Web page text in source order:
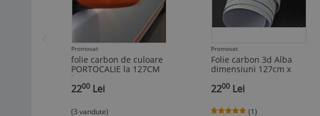
Promovat
folie carbon de culoare
PORTOCALIE la 127CM
latime pe 50cm
2200 Lei
(3 vandute)
Promovat
Folie carbon 3d Alba
dimensiuni 127cm x
2200 Lei
(1)